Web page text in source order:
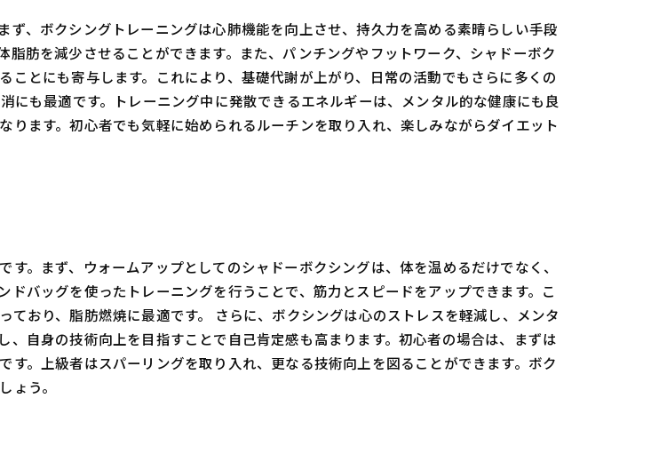
、ボクシングトレーニングは心肺機能を向上させ、持久力を高める素晴らしい手段
肪を減少させることができます。また、パンチングやフットワーク、シャドーボク
とにも寄与します。これにより、基礎代謝が上がり、日常の活動でもさらに多くの
にも最適です。トレーニング中に発散できるエネルギーは、メンタル的な健康にも良
ます。初心者でも気軽に始められるルーチンを取り入れ、楽しみながらダイエット
。まず、ウォームアップとしてのシャドーボクシングは、体を温めるだけでなく、
バッグを使ったトレーニングを行うことで、筋力とスピードをアップできます。こ
おり、脂肪燃焼に最適です。 さらに、ボクシングは心のストレスを軽減し、メンタ
自身の技術向上を目指すことで自己肯定感も高まります。初心者の場合は、まずは
。上級者はスパーリングを取り入れ、更なる技術向上を図ることができます。ボク
ょう。